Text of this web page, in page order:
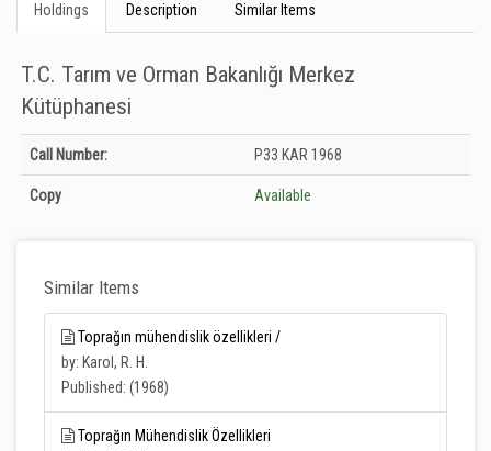
Holdings Description Similar Items
T.C. Tarım ve Orman Bakanlığı Merkez
Kütüphanesi
Holdings details from T.C. Tarım ve Orman Bakanlığı Merkez Kütüphanesi:
Unknown
Call Number: P33 KAR 1968
Copy Available
Similar Items
Toprağın mühendislik özellikleri /
by: Karol, R. H.
Published: (1968)
Toprağın Mühendislik Özellikleri